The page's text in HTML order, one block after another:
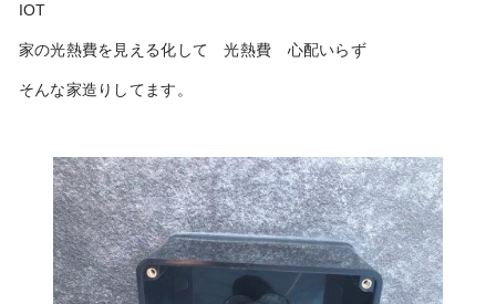
IOT
家の光熱費を見える化して 光熱費 心配いらず
そんな家造りしてます。